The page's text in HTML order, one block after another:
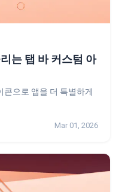
는 탭 바 커스텀 아
콘으로 앱을 더 특별하게
Mar 01, 2026